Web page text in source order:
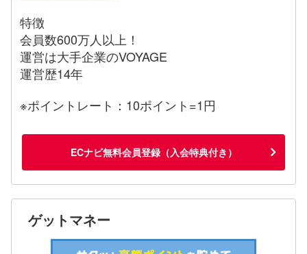
特徴
会員数600万人以上！
運営は大手企業のVOYAGE
運営歴14年
※ポイントレート：10ポイント=1円
ECナビ無料会員登録（入会特典付き）
ゲットマネー